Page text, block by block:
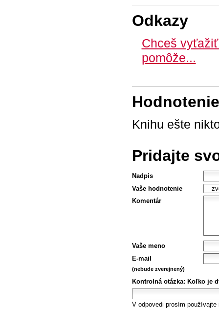
Odkazy
Chceš
pomôže...
Knihu ešte
Pridajte
Nadpis
Vaše hodnotenie
Komentár
Vaše meno
E-mail
(nebude zverejnený)
Kontrolná otázka: Koľko je
V odpovedi prosím